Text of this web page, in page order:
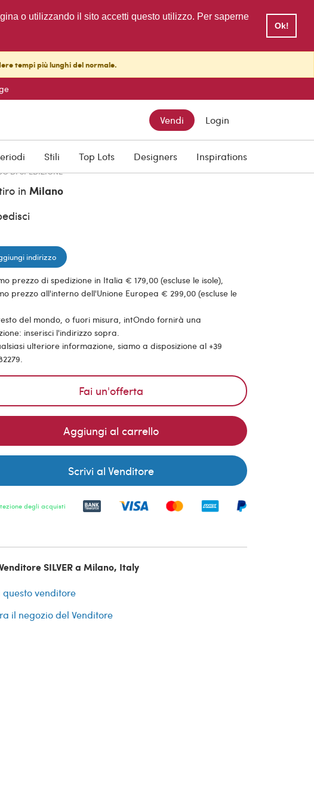
o utilizzando il sito accetti questo utilizzo. Per saperne
Ok!
tempi più lunghi del normale.
Vendi Login
Stili Top Lots Designers Inspirations
DI SPEDIZIONE
in Milano
indirizzo
prezzo di spedizione in Italia € 179,00 (escluse le isole),
prezzo all'interno dell'Unione Europea € 299,00 (escluse le
del mondo, o fuori misura, intOndo fornirà una
inserisci l'indirizzo sopra.
ulteriore informazione, siamo a disposizione al +39
Fai un'offerta
Aggiungi al carrello
Scrivi al Venditore
degli acquisti
SILVER a Milano, Italy
questo venditore
il negozio del Venditore